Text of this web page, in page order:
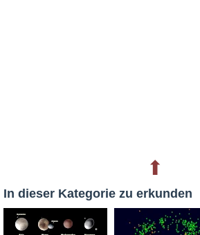
⬆
In dieser Kategorie zu erkunden